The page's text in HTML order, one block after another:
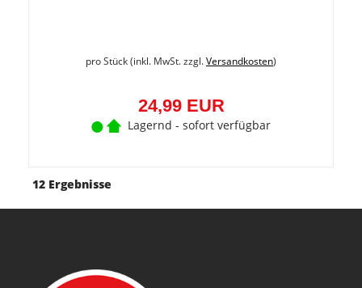
pro Stück (inkl. MwSt. zzgl.Versandkosten)
24,99 EUR
Lagernd - sofort verfügbar
12 Ergebnisse